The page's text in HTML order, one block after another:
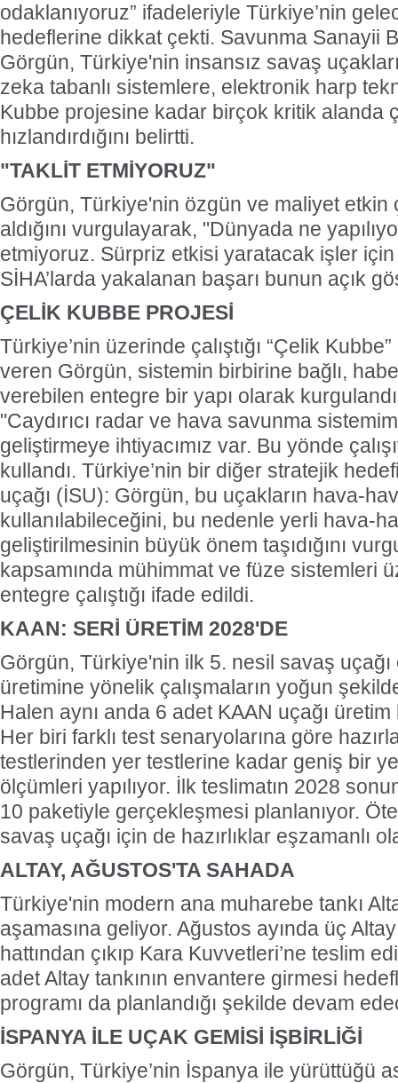
odaklanıyoruz” ifadeleriyle Türkiye’nin
hedeflerine dikkat çekti. Savunma Sanayii
Görgün, Türkiye'nin insansız savaş
zeka tabanlı sistemlere, elektronik harp
Kubbe projesine kadar birçok kritik alanda
hızlandırdığını belirtti.
"TAKLİT ETMİYORUZ"
Görgün, Türkiye'nin özgün ve maliyet etkin
aldığını vurgulayarak, "Dünyada ne
etmiyoruz. Sürpriz etkisi yaratacak işler için
SİHA’larda yakalanan başarı bunun açık
ÇELİK KUBBE PROJESİ
Türkiye’nin üzerinde çalıştığı “Çelik
veren Görgün, sistemin birbirine bağlı,
verebilen entegre bir yapı olarak
"Caydırıcı radar ve hava savunma
geliştirmeye ihtiyacımız var. Bu yönde
kullandı. Türkiye’nin bir diğer stratejik
uçağı (İSU): Görgün, bu uçakların hava-
kullanılabileceğini, bu nedenle yerli hava-
geliştirilmesinin büyük önem taşıdığını
kapsamında mühimmat ve füze sistemleri
entegre çalıştığı ifade edildi.
KAAN: SERİ ÜRETİM 2028'DE
Görgün, Türkiye'nin ilk 5. nesil savaş uçağı
üretimine yönelik çalışmaların yoğun
Halen aynı anda 6 adet KAAN uçağı
Her biri farklı test senaryolarına göre
testlerinden yer testlerine kadar geniş bir
ölçümleri yapılıyor. İlk teslimatın 2028
10 paketiyle gerçekleşmesi planlanıyor.
savaş uçağı için de hazırlıklar eşzamanlı
ALTAY, AĞUSTOS'TA SAHADA
Türkiye'nin modern ana muharebe tankı
aşamasına geliyor. Ağustos ayında üç
hattından çıkıp Kara Kuvvetleri’ne teslim
adet Altay tankının envantere girmesi
programı da planlandığı şekilde devam
İSPANYA İLE UÇAK GEMİSİ İŞBİRLİĞİ
Görgün, Türkiye’nin İspanya ile yürüttüğü